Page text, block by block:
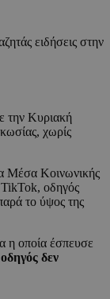
ειδήσεις στην
την Κυριακή
χωρίς
Μέσα Κοινωνικής
οδηγός
το ύψος της
η οποία έσπευσε
δεν